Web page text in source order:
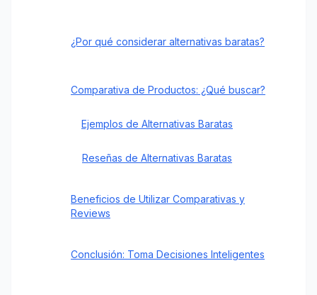
¿Por qué considerar alternativas baratas?
Comparativa de Productos: ¿Qué buscar?
Ejemplos de Alternativas Baratas
Reseñas de Alternativas Baratas
Beneficios de Utilizar Comparativas y
Reviews
Conclusión: Toma Decisiones Inteligentes